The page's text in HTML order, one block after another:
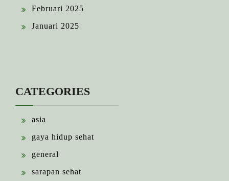
Februari 2025
Januari 2025
CATEGORIES
asia
gaya hidup sehat
general
sarapan sehat